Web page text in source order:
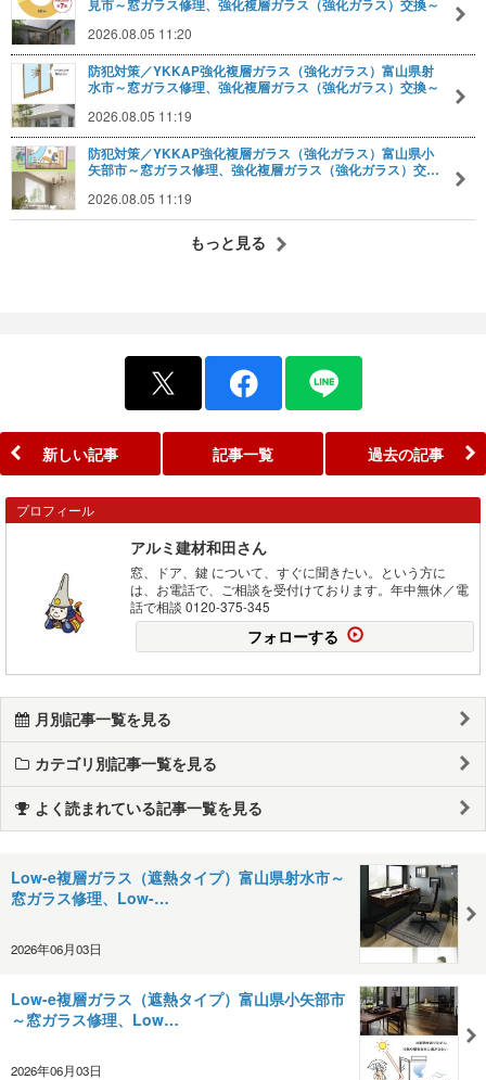
見市～窓ガラス修理、強化複層ガラス（強化ガラス）交換～
2026.08.05 11:20
防犯対策／YKKAP強化複層ガラス（強化ガラス）富山県射
水市～窓ガラス修理、強化複層ガラス（強化ガラス）交換～
2026.08.05 11:19
防犯対策／YKKAP強化複層ガラス（強化ガラス）富山県小
矢部市～窓ガラス修理、強化複層ガラス（強化ガラス）交…
2026.08.05 11:19
もっと見る
新しい記事 記事一覧 過去の記事
プロフィール
アルミ建材和田さん
窓、ドア、鍵 について、すぐに聞きたい。という方に
は、お電話で、ご相談を受付けております。年中無休／電
話で相談 0120-375-345
フォローする
月別記事一覧を見る
カテゴリ別記事一覧を見る
よく読まれている記事一覧を見る
Low-e複層ガラス（遮熱タイプ）富山県射水市～
窓ガラス修理、Low-…
2026年06月03日
Low-e複層ガラス（遮熱タイプ）富山県小矢部市
～窓ガラス修理、Low…
2026年06月03日